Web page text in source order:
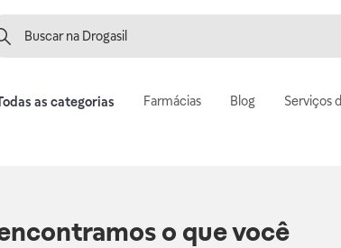
as categorias Farmácias Blog Serviços
o que você